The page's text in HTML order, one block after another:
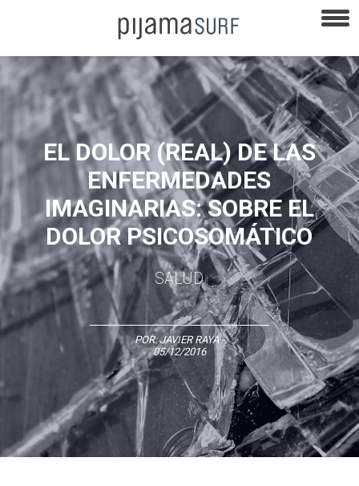
EL DOLOR (REAL) DE LAS
ENFERMEDADES
IMAGINARIAS: SOBRE EL
DOLOR PSICOSOMÁTICO
SALUD
POR:JAVIER RAYA-
05/12/2016